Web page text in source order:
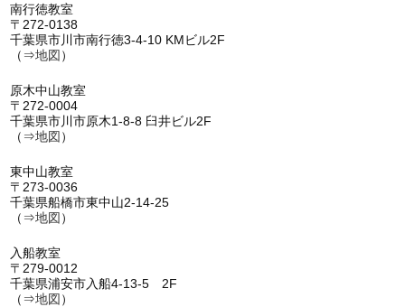
南行徳教室
〒272-0138
千葉県市川市南行徳3-4-10 KMビル2F
（⇒地図 ）
原木中山教室
〒272-0004
千葉県市川市原木1-8-8 臼井ビル2F
（⇒地図 ）
東中山教室
〒273-0036
千葉県船橋市東中山2-14-25
（⇒地図 ）
入船教室
〒279-0012
千葉県浦安市入船4-13-5 2F
（⇒地図 ）